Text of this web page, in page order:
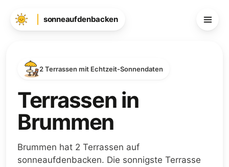
sonneaufdenbacken
2 Terrassen mit Echtzeit-Sonnendaten
Terrassen in
Brummen
Brummen hat 2 Terrassen auf
sonneaufdenbacken. Die sonnigste Terrasse